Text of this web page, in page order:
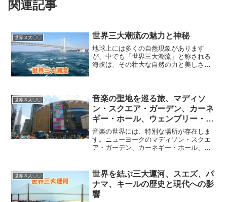
関連記事
世界３大〇〇 世界三大潮流の魅力と神秘
地球上には多くの自然現象があります
が、中でも「世界三大潮流」と称される
海峡は、その壮大な自然の力と美しさで
ぞれが独自の自然景観と文化...
世界３大〇〇
音楽の聖地を巡る旅、マディソ
ン・スクエア・ガーデン、カーネ
ギー・ホール、ウェンブリー・ア
リーナ
音楽の世界には、特別な場所が存在しま
す。ニューヨークのマディソン・スクエ
ア・ガーデン、カーネギー・ホール、そ
力と歴史を持ち、世界中のアーティスト
とファンに愛されています。...
世界３大〇〇
世界を結ぶ三大運河、スエズ、パ
ナマ、キールの歴史と現代への影
響